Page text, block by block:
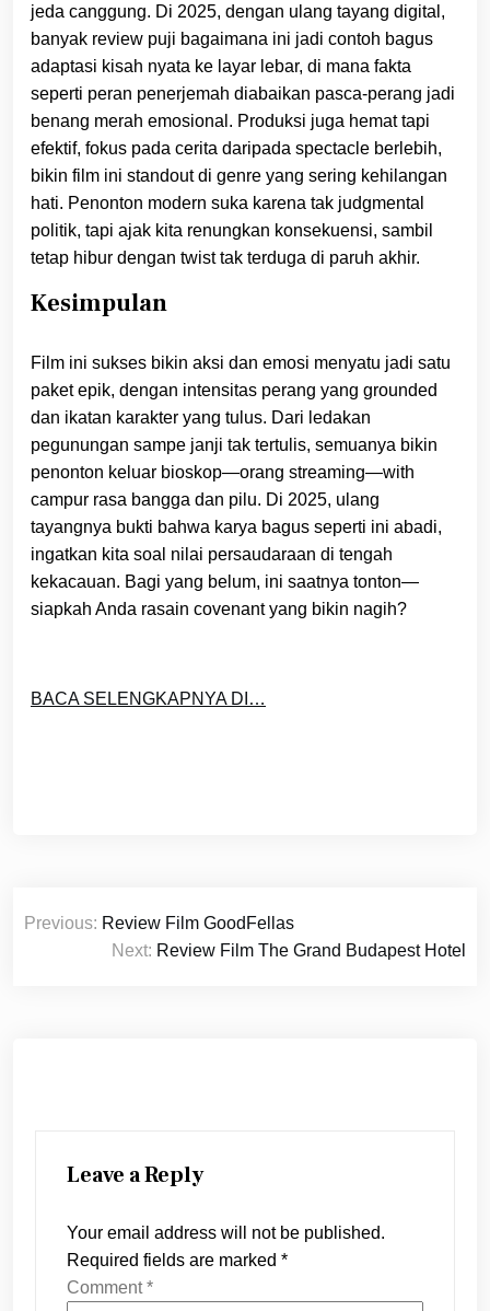
jeda canggung. Di 2025, dengan ulang tayang digital,
banyak review puji bagaimana ini jadi contoh bagus
adaptasi kisah nyata ke layar lebar, di mana fakta
seperti peran penerjemah diabaikan pasca-perang jadi
benang merah emosional. Produksi juga hemat tapi
efektif, fokus pada cerita daripada spectacle berlebih,
bikin film ini standout di genre yang sering kehilangan
hati. Penonton modern suka karena tak judgmental
politik, tapi ajak kita renungkan konsekuensi, sambil
tetap hibur dengan twist tak terduga di paruh akhir.
Kesimpulan
Film ini sukses bikin aksi dan emosi menyatu jadi satu
paket epik, dengan intensitas perang yang grounded
dan ikatan karakter yang tulus. Dari ledakan
pegunungan sampe janji tak tertulis, semuanya bikin
penonton keluar bioskop—orang streaming—with
campur rasa bangga dan pilu. Di 2025, ulang
tayangnya bukti bahwa karya bagus seperti ini abadi,
ingatkan kita soal nilai persaudaraan di tengah
kekacauan. Bagi yang belum, ini saatnya tonton—
siapkah Anda rasain covenant yang bikin nagih?
BACA SELENGKAPNYA DI…
Post
navigation
Previous: Review Film GoodFellas
Next: Review Film The Grand Budapest Hotel
Leave a Reply
Your email address will not be published.
Required fields are marked *
Comment*